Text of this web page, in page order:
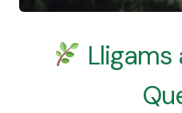
Lligams